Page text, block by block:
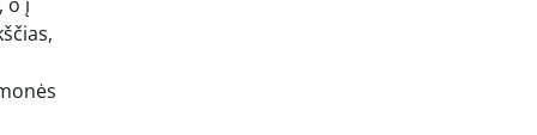
o į